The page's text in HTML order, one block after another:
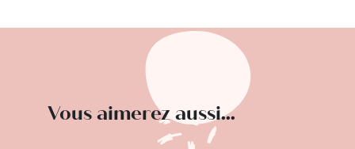
Vous aimerez aussi...